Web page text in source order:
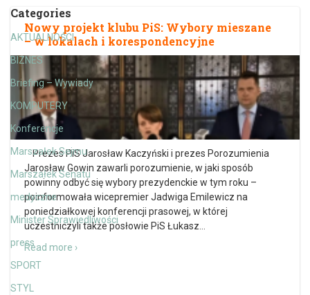
Categories
AKTUALNOŚCI
BIZNES
Briefing – Wywiady
KOMPUTERY
Konferencje
Marszałek Sejmu
Marszałek Senatu
medyczne
Minister Sprawiedliwości
press
SPORT
STYL
Nowy projekt klubu PiS: Wybory mieszane
– w lokalach i korespondencyjne
Prezes PiS Jarosław Kaczyński i prezes Porozumienia
Jarosław Gowin zawarli porozumienie, w jaki sposób
powinny odbyć się wybory prezydenckie w tym roku –
poinformowała wicepremier Jadwiga Emilewicz na
poniedziałkowej konferencji prasowej, w której
uczestniczyli także posłowie PiS Łukasz
Read more ›